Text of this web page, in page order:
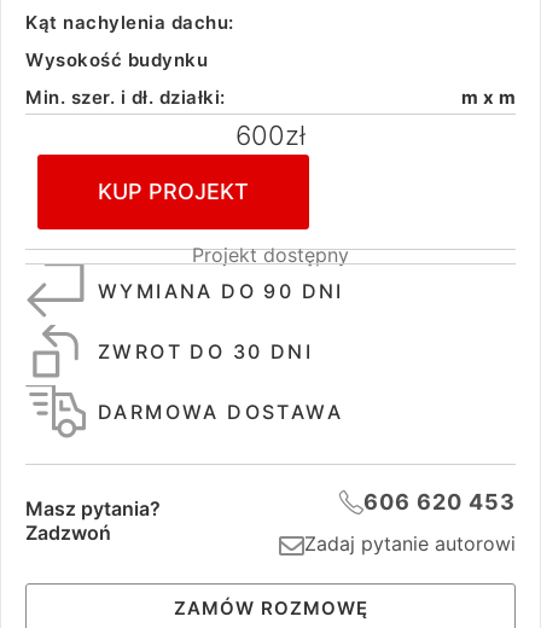
Kąt nachylenia dachu:
Wysokość budynku
Min. szer. i dł. działki:
m x m
600zł
KUP PROJEKT
Projekt dostępny
WYMIANA DO 90 DNI
ZWROT DO 30 DNI
DARMOWA DOSTAWA
Masz pytania?
Zadzwoń
606 620 453
Zadaj pytanie autorowi
ZAMÓW ROZMOWĘ